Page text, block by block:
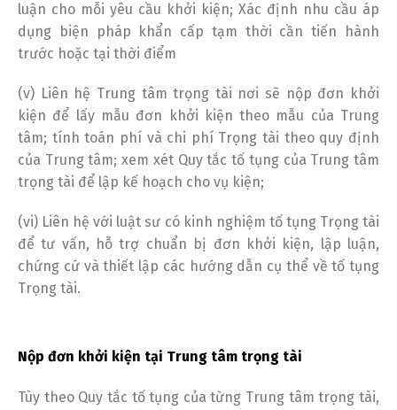
luận cho mỗi yêu cầu khởi kiện; Xác định nhu cầu áp
dụng biện pháp khẩn cấp tạm thời cần tiến hành
trước hoặc tại thời điểm
(v) Liên hệ Trung tâm trọng tài nơi sẽ nộp đơn khởi
kiện để lấy mẫu đơn khởi kiện theo mẫu của Trung
tâm; tính toán phí và chi phí Trọng tài theo quy định
của Trung tâm; xem xét Quy tắc tố tụng của Trung tâm
trọng tài để lập kế hoạch cho vụ kiện;
(vi) Liên hệ với luật sư có kinh nghiệm tố tụng Trọng tài
để tư vấn, hỗ trợ chuẩn bị đơn khởi kiện, lập luận,
chứng cứ và thiết lập các hướng dẫn cụ thể về tố tụng
Trọng tài.
Nộp đơn khởi kiện tại Trung tâm trọng tài
Tùy theo Quy tắc tố tụng của từng Trung tâm trọng tài,